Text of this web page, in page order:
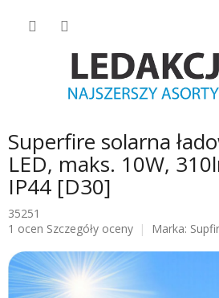
Superfire solarna
LED, maks. 10W,
IP44 [D30]
35251
Średnia
produktu
wynosi
5.0
1 ocen Szczegóły oceny Marka: